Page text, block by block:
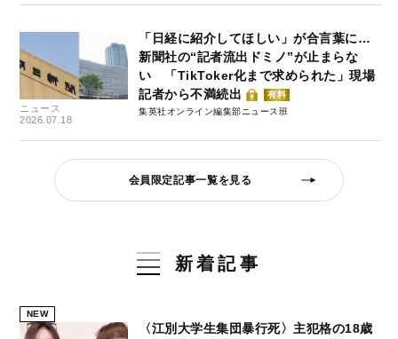
ニュース
2026.07.18
「日経に紹介してほしい」が合言葉に…
新聞社の“記者流出ドミノ”が止まらな
い 「TikToker化まで求められた」現場
記者から不満続出
有料
集英社オンライン編集部ニュース班
会員限定記事一覧を見る
新着記事
NEW
〈江別大学生集団暴行死〉主犯格の18歳